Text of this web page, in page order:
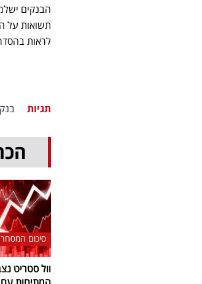
תשואות על
לראות
תגיות
סיכום המסחר
וול סטריט